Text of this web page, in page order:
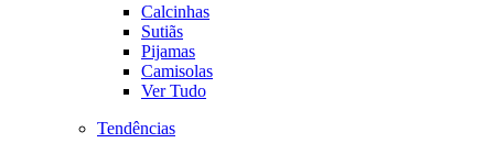
Calcinhas
Sutiãs
Pijamas
Camisolas
Ver Tudo
Tendências